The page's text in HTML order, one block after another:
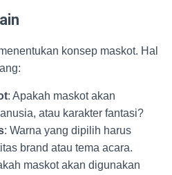
konsep maskot. Hal
: Apakah maskot akan
atau karakter fantasi?
: Warna yang dipilih harus
brand atau tema acara.
maskot akan digunakan